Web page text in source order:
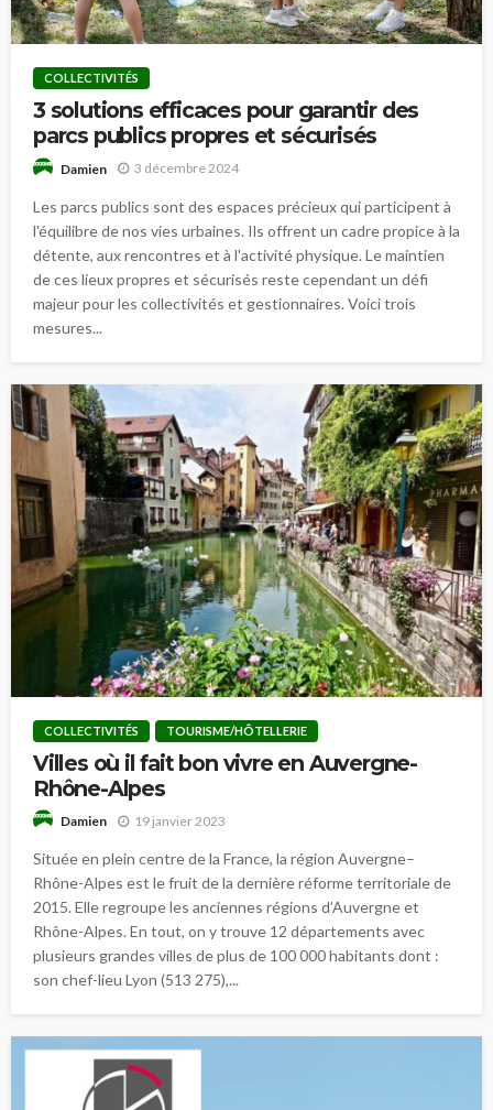
COLLECTIVITÉS
3 solutions efficaces pour garantir des
parcs publics propres et sécurisés
Damien 3 décembre 2024
Les parcs publics sont des espaces précieux qui participent à
l'équilibre de nos vies urbaines. Ils offrent un cadre propice à la
détente, aux rencontres et à l'activité physique. Le maintien
de ces lieux propres et sécurisés reste cependant un défi
majeur pour les collectivités et gestionnaires. Voici trois
mesures...
COLLECTIVITÉS TOURISME/HÔTELLERIE
Villes où il fait bon vivre en Auvergne-
Rhône-Alpes
Damien 19 janvier 2023
Située en plein centre de la France, la région Auvergne–
Rhône-Alpes est le fruit de la dernière réforme territoriale de
2015. Elle regroupe les anciennes régions d’Auvergne et
Rhône-Alpes. En tout, on y trouve 12 départements avec
plusieurs grandes villes de plus de 100 000 habitants dont :
son chef-lieu Lyon (513 275),...